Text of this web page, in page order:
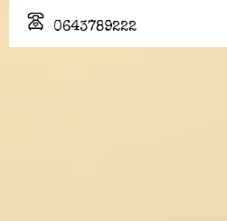
0643789222